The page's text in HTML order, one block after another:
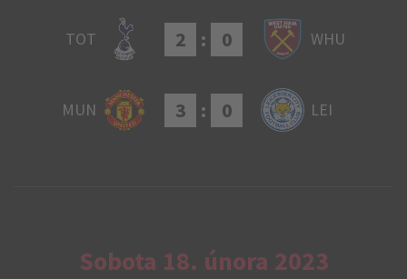
TOT 2 : 0 WHU
MUN 3 : 0 LEI
Sobota 18. února 2023